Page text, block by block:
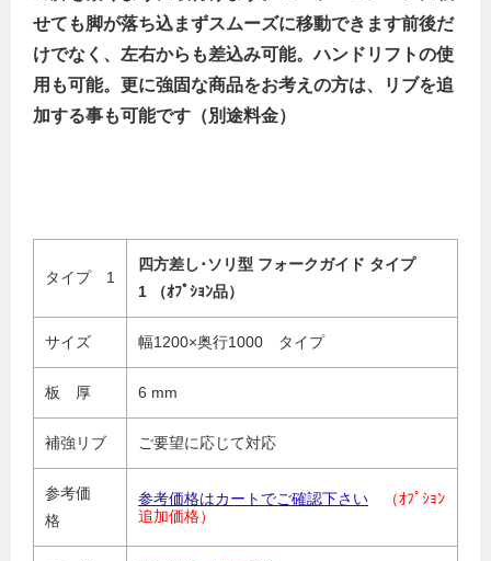
せても脚が落ち込まずスムーズに移動できます前後だ
けでなく、左右からも差込み可能。ハンドリフトの使
用も可能。更に強固な商品をお考えの方は、リブを追
加する事も可能です（別途料金）
タイプ 1
四方差し･ソリ型 フォークガイド タイプ
1 （ｵﾌﾟｼｮﾝ品）
サイズ 幅1200×奥行1000 タイプ
板 厚 6 mm
補強リブ ご要望に応じて対応
参考価
格
参考価格はカートでご確認下さい
（ｵﾌﾟｼｮﾝ
追加価格）